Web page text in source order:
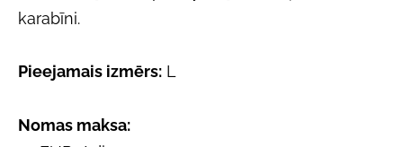
karabīni.
Pieejamais izmērs: L
Nomas maksa: